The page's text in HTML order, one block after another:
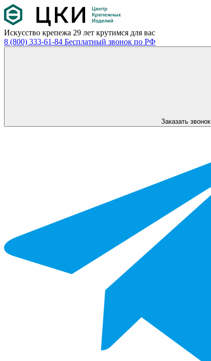
Искусство крепежа 29 лет крутимся для вас
8 (800) 333-61-84 Бесплатный звонок по РФ
Заказать звонок